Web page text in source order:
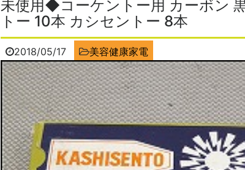
未使用◆コーケントー用 カーボン
トー 10本 カシセントー 8本
2018/05/17 美容健康家電